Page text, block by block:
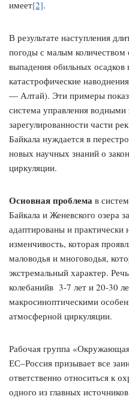
имеет[2].
В результате наступления
погоды с малым количеством
выпадения обильных осадков
катастрофические
— Алтай). Эти примеры
система управления водными
зарегулированности части
Байкала нуждается в
новых научных знаний о
циркуляции.
Основная проблема в
Байкала и Женевского озера
адаптированы и
изменчивость, которая
маловодья и многоводья,
экстремальный характер.
колебанийв 3-7 лет и 20-30
макросиноптическими
атмосферной циркуляции.
Рабочая группа
ЕС–Россия призывает все
ответственно относиться к
одного из главных